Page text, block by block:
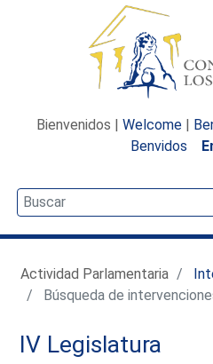
Bienvenidos | Welcome |
Benvidos
Actividad Parlamentaria
Búsqueda de
IV Legislatura